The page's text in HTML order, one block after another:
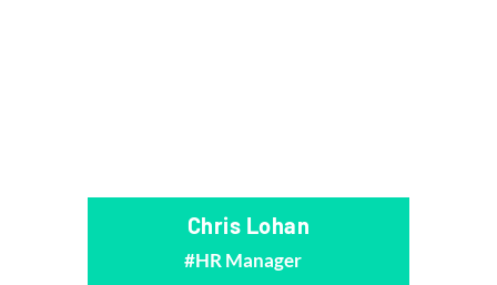
Chris Lohan
HR Manager